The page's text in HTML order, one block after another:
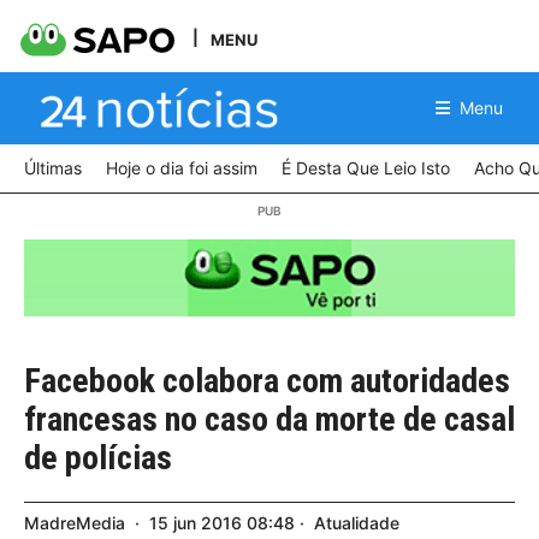
MENU
Menu
Últimas Hoje o dia foi assim É Desta Que Leio Isto Acho
Facebook colabora com autoridades
francesas no caso da morte de casal
de polícias
MadreMedia 15 jun 2016 08:48 Atualidade